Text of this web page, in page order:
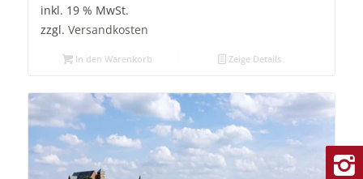
inkl. 19 % MwSt.
zzgl. Versandkosten
In den Warenkorb Zeige Details